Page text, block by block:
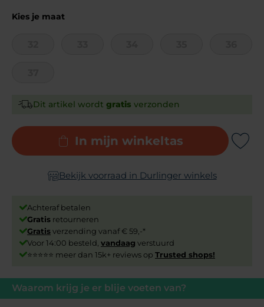
Waarom krijg je er blije voeten van?
Kies je maat
Dit artikel wordt gratis verzonden
In mijn winkeltas Add to
Bekijk voorraad in Durlinger winkels
Achteraf betalen
Gratis retourneren
Gratisverzending vanaf € 59,-*
Voor 14:00 besteld, vandaag verstuurd
⭐⭐⭐⭐⭐ meer dan 15k+ reviews op Trusted shops!